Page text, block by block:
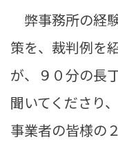
弊事務所の経
策を、裁判例を
が、９０分の長
聞いてくださり
事業者の皆様の